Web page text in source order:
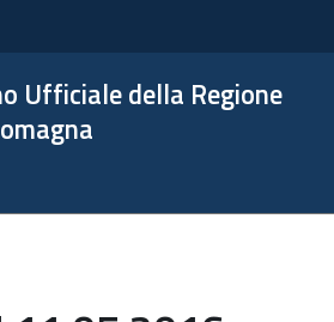
Ufficiale della Regione